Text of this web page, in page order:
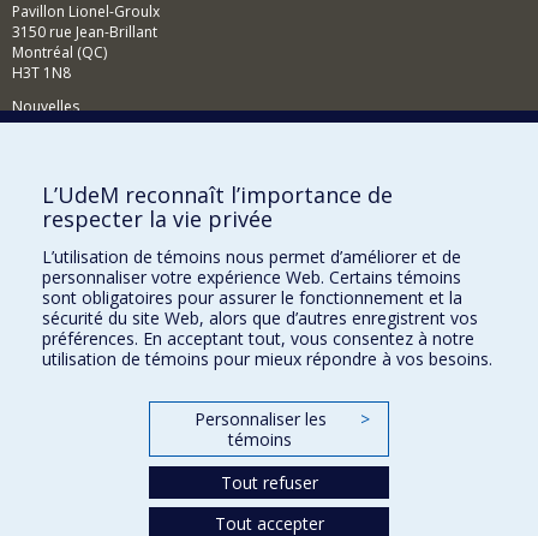
Pavillon Lionel-Groulx
3150 rue Jean-Brillant
Montréal (QC)
H3T 1N8
Nouvelles
Comment soutenir le Département?
BESOIN D'AIDE?
Plan du site
Signaler une erreur
Accessibilité
FACULTÉ DES ARTS ET DES SCIENCES
Nos départements et écoles
L’UdeM reconnaît l’importance de
respecter la vie privée
L’utilisation de témoins nous permet d’améliorer et de
personnaliser votre expérience Web. Certains témoins
sont obligatoires pour assurer le fonctionnement et la
sécurité du site Web, alors que d’autres enregistrent vos
préférences. En acceptant tout, vous consentez à notre
utilisation de témoins pour mieux répondre à vos besoins.
Personnaliser les
témoins
>
Tout refuser
Tout accepter